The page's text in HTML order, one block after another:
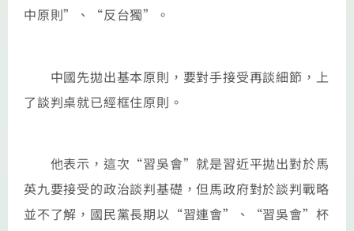
中原則”、“反台獨”。
中國先拋出基本原則，要對手接受再談細節，上
了談判桌就已經框住原則。
他表示，這次“習吳會”就是習近平拋出對於馬
英九要接受的政治談判基礎，但馬政府對於談判戰略
並不了解，國民黨長期以“習連會”、“習吳會”杯